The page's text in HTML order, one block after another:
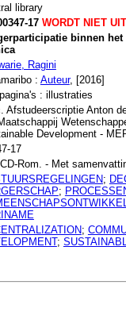
library
17WORDT NIET
binnen
Ragini
: Auteur, [2016]
: illustraties
Afstudeerscriptie Anton
Development -
17
Rom. - Met
;
;
;
;